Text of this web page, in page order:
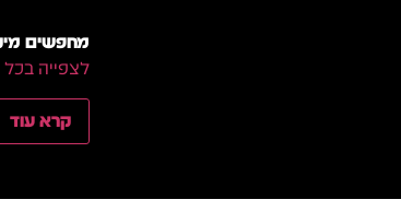
מחפשים
לצפייה
קרא עוד